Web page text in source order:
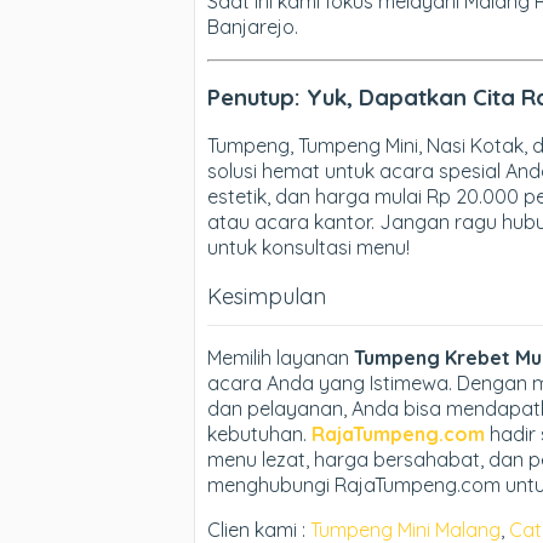
Banjarejo.
Penutup: Yuk, Dapatkan Cita
Tumpeng, Tumpeng Mini, Nasi
solusi hemat untuk acara spesial
estetik, dan harga mulai Rp 20.000
atau acara kantor. Jangan ragu
untuk konsultasi menu!
Kesimpulan
Memilih layanan Tumpeng Krebet
acara Anda yang Istimewa. Dengan
dan pelayanan, Anda bisa
kebutuhan. RajaTumpeng.com hadir
menu lezat, harga bersahabat, dan
menghubungi RajaTumpeng.com
Clien kami : Tumpeng Mini Malang